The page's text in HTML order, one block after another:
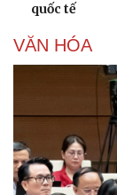
quốc tế
VĂN HÓA